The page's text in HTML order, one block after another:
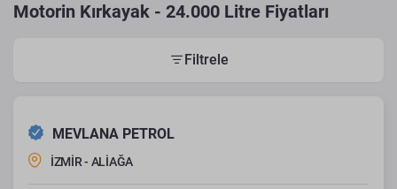
Motorin Kırkayak - 24.000 Litre Fiyatları
Filtrele
MEVLANA PETROL
İZMİR - ALİAĞA